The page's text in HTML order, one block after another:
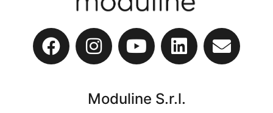
Moduline S.r.l.